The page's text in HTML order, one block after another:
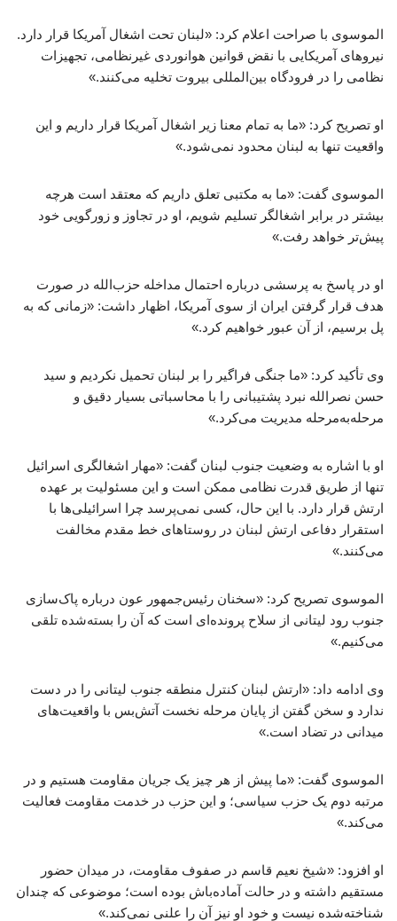
الموسوی با صراحت اعلام کرد: «لبنان تحت اشغال آمریکا قرار دارد.
نیروهای آمریکایی با نقض قوانین هوانوردی غیرنظامی، تجهیزات
نظامی را در فرودگاه بین‌المللی بیروت تخلیه می‌کنند.»
او تصریح کرد: «ما به تمام معنا زیر اشغال آمریکا قرار داریم و این
واقعیت تنها به لبنان محدود نمی‌شود.»
الموسوی گفت: «ما به مکتبی تعلق داریم که معتقد است هرچه
بیشتر در برابر اشغالگر تسلیم شویم، او در تجاوز و زورگویی خود
پیش‌تر خواهد رفت.»
او در پاسخ به پرسشی درباره احتمال مداخله حزب‌الله در صورت
هدف قرار گرفتن ایران از سوی آمریکا، اظهار داشت: «زمانی که به
پل برسیم، از آن عبور خواهیم کرد.»
وی تأکید کرد: «ما جنگی فراگیر را بر لبنان تحمیل نکردیم و سید
حسن نصرالله نبرد پشتیبانی را با محاسباتی بسیار دقیق و
مرحله‌به‌مرحله مدیریت می‌کرد.»
او با اشاره به وضعیت جنوب لبنان گفت: «مهار اشغالگری اسرائیل
تنها از طریق قدرت نظامی ممکن است و این مسئولیت بر عهده
ارتش قرار دارد. با این حال، کسی نمی‌پرسد چرا اسرائیلی‌ها با
استقرار دفاعی ارتش لبنان در روستاهای خط مقدم مخالفت
می‌کنند.»
الموسوی تصریح کرد: «سخنان رئیس‌جمهور عون درباره پاک‌سازی
جنوب رود لیتانی از سلاح پرونده‌ای است که آن را بسته‌شده تلقی
می‌کنیم.»
وی ادامه داد: «ارتش لبنان کنترل منطقه جنوب لیتانی را در دست
ندارد و سخن گفتن از پایان مرحله نخست آتش‌بس با واقعیت‌های
میدانی در تضاد است.»
الموسوی گفت: «ما پیش از هر چیز یک جریان مقاومت هستیم و در
مرتبه دوم یک حزب سیاسی؛ و این حزب در خدمت مقاومت فعالیت
می‌کند.»
او افزود: «شیخ نعیم قاسم در صفوف مقاومت، در میدان حضور
مستقیم داشته و در حالت آماده‌باش بوده است؛ موضوعی که چندان
شناخته‌شده نیست و خود او نیز آن را علنی نمی‌کند.»